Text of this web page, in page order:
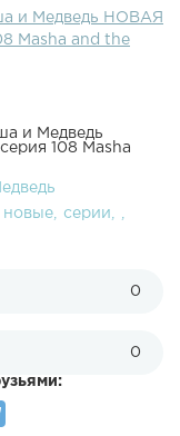
и Медведь НОВАЯ
Masha and the
и Медведь
108 Masha
новые
серии
0
0